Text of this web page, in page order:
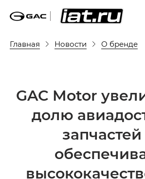
Главная Новости О бренде
GAC Motor
долю